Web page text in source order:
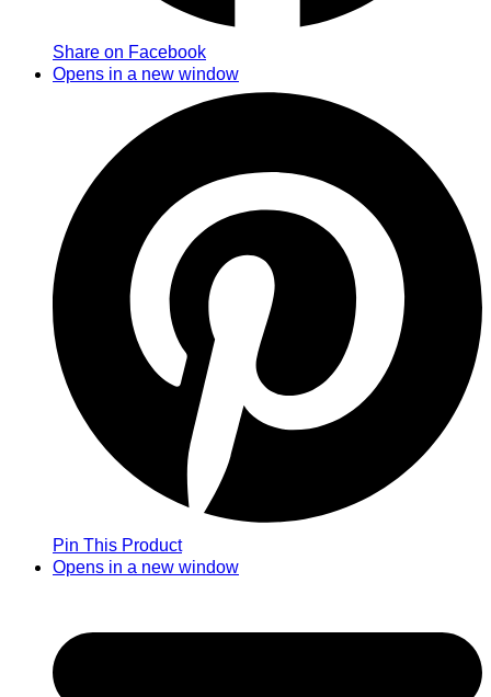
Share on Facebook
Opens in a new window
Pin This Product
Opens in a new window